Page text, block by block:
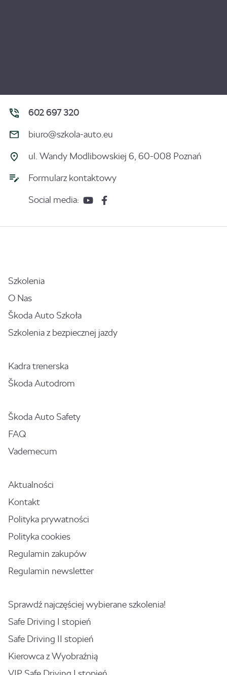
602 697 320
biuro@szkola-auto.eu
ul. Wandy Modlibowskiej 6, 60-008 Poznań
Formularz kontaktowy
Social media:
Szkolenia
O Nas
Škoda Auto Szkoła
Szkolenia z bezpiecznej jazdy
Kadra trenerska
Škoda Autodrom
Škoda Auto Safety
FAQ
Vademecum
Aktualności
Kontakt
Polityka prywatności
Polityka cookies
Regulamin zakupów
Regulamin newsletter
Sprawdź najczęściej wybierane szkolenia!
Safe Driving I stopień
Safe Driving II stopień
Kierowca z Wyobraźnią